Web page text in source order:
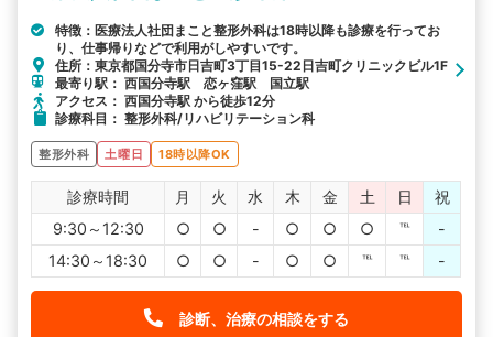
特徴：医療法人社団まこと整形外科は18時以降も診療を行ってお
り、仕事帰りなどで利用がしやすいです。
住所：東京都国分寺市日吉町3丁目15-22日吉町クリニックビル1F
最寄り駅： 西国分寺駅 恋ヶ窪駅 国立駅
アクセス： 西国分寺駅 から徒歩12分
診療科目： 整形外科/リハビリテーション科
整形外科 土曜日 18時以降OK
診療時間 月 火 水 木 金 土 日
祝
9:30～12:30
○ ○ - ○ ○ ○ ℡
-
14:30～18:30
○ ○ - ○ ○ ℡ ℡ -
診断、治療の相談をする